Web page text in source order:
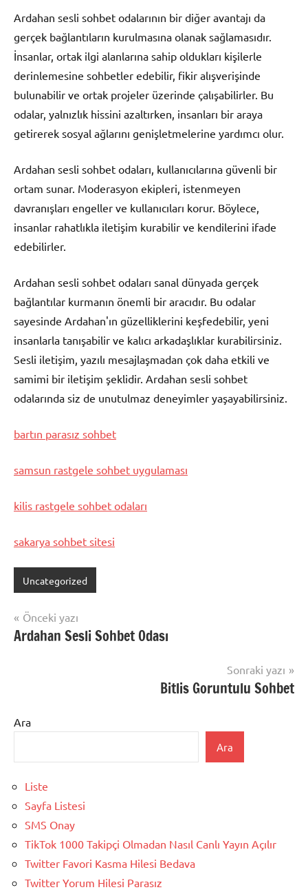
Ardahan sesli sohbet odalarının bir diğer avantajı da
gerçek bağlantıların kurulmasına olanak sağlamasıdır.
İnsanlar, ortak ilgi alanlarına sahip oldukları kişilerle
derinlemesine sohbetler edebilir, fikir alışverişinde
bulunabilir ve ortak projeler üzerinde çalışabilirler. Bu
odalar, yalnızlık hissini azaltırken, insanları bir araya
getirerek sosyal ağlarını genişletmelerine yardımcı olur.
Ardahan sesli sohbet odaları, kullanıcılarına güvenli bir
ortam sunar. Moderasyon ekipleri, istenmeyen
davranışları engeller ve kullanıcıları korur. Böylece,
insanlar rahatlıkla iletişim kurabilir ve kendilerini ifade
edebilirler.
Ardahan sesli sohbet odaları sanal dünyada gerçek
bağlantılar kurmanın önemli bir aracıdır. Bu odalar
sayesinde Ardahan'ın güzelliklerini keşfedebilir, yeni
insanlarla tanışabilir ve kalıcı arkadaşlıklar kurabilirsiniz.
Sesli iletişim, yazılı mesajlaşmadan çok daha etkili ve
samimi bir iletişim şeklidir. Ardahan sesli sohbet
odalarında siz de unutulmaz deneyimler yaşayabilirsiniz.
bartın parasız sohbet
samsun rastgele sohbet uygulaması
kilis rastgele sohbet odaları
sakarya sohbet sitesi
Uncategorized
Yazı
gezinmesi
Önceki yazı
Ardahan Sesli Sohbet Odası
Sonraki yazı
Bitlis Goruntulu Sohbet
Ara
Ara
Liste
Sayfa Listesi
SMS Onay
TikTok 1000 Takipçi Olmadan Nasıl Canlı Yayın Açılır
Twitter Favori Kasma Hilesi Bedava
Twitter Yorum Hilesi Parasız